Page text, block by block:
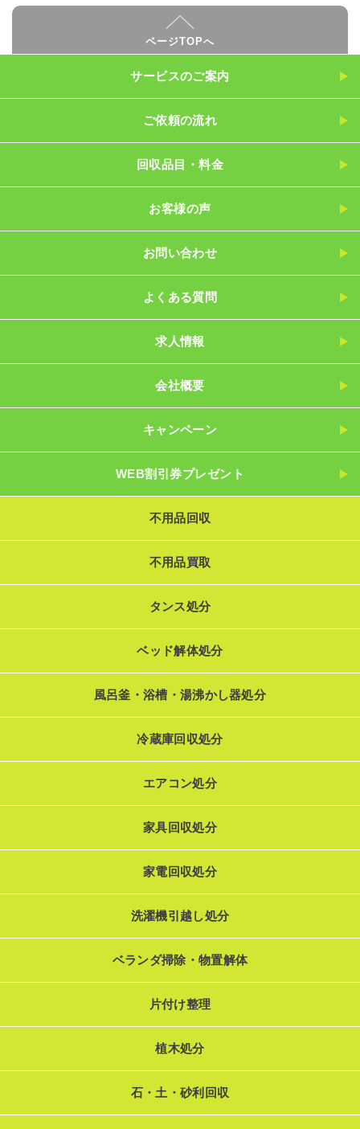
ページTOPへ
サービスのご案内
ご依頼の流れ
回収品目・料金
お客様の声
お問い合わせ
よくある質問
求人情報
会社概要
キャンペーン
WEB割引券プレゼント
不用品回収
不用品買取
タンス処分
ベッド解体処分
風呂釜・浴槽・湯沸かし器処分
冷蔵庫回収処分
エアコン処分
家具回収処分
家電回収処分
洗濯機引越し処分
ベランダ掃除・物置解体
片付け整理
植木処分
石・土・砂利回収